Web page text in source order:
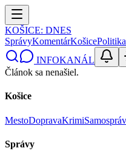
KOŠICE: DNES
SprávyKomentárKošicePolitika
INFOKANÁL
Článok sa nenašiel.
Košice
MestoDopravaKrimi
Správy